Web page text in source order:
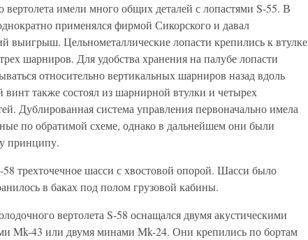
вертолета имели много общих деталей с лопастями S-55. В
применялся фирмой Сикорского и давал
выигрыш. Цельнометаллические лопасти крепились к втулке
шарниров. Для удобства хранения на палубе лопасти
относительно вертикальных шарниров назад вдоль
винт также состоял из шарнирной втулки и четырех
Дублированная система управления первоначально имела
по обратимой схеме, однако в дальнейшем они были
принципу.
трехточечное шасси с хвостовой опорой. Шасси было
в баках под полом грузовой кабины.
вертолета S-58 оснащался двумя акустическими
Mk-43 или двумя минами Mk-24. Они крепились по бортам